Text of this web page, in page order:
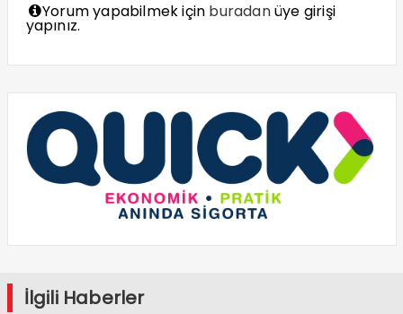
Yorum yapabilmek için buradanüye girişi
yapınız.
İlgili Haberler